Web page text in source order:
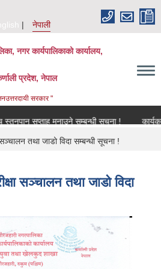
नेपाली
नगर कार्यपालिकाको कार्यालय,
प्रदेश, नेपाल
सरकार "
सप्ताह मनाउने सम्बन्धी सूचना ! कार्यक्रममा
तथा जाडो विदा सम्बन्धी सूचना !
सञ्चालन तथा जाडो विदा